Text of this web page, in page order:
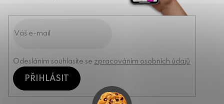
Odesláním souhlasíte se zpracováním osobních údajů
PŘIHLÁSIT